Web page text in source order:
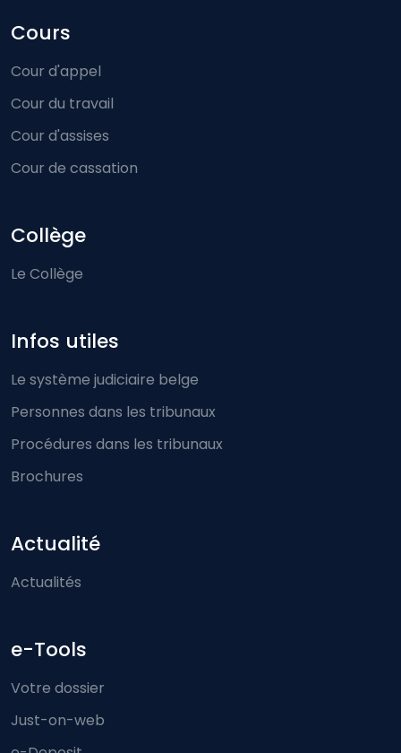
Cours
Cour d'appel
Cour du travail
Cour d'assises
Cour de cassation
Collège
Le Collège
Infos utiles
Le système judiciaire belge
Personnes dans les tribunaux
Procédures dans les tribunaux
Brochures
Actualité
Actualités
e-Tools
Votre dossier
Just-on-web